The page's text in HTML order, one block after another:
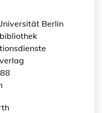
Berlin